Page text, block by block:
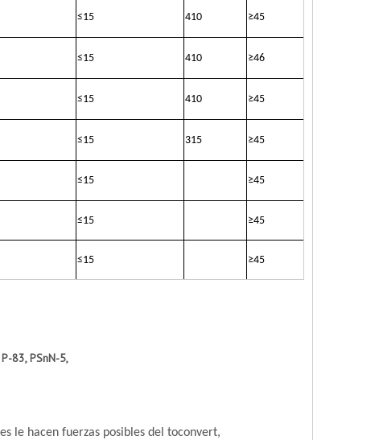
≤15 410 ≥45
≤15 410 ≥46
≤15 410 ≥45
≤15 315 ≥45
≤15 ≥45
≤15 ≥45
≤15 ≥45
83, PSnN-5,
le hacen fuerzas posibles del toconvert,